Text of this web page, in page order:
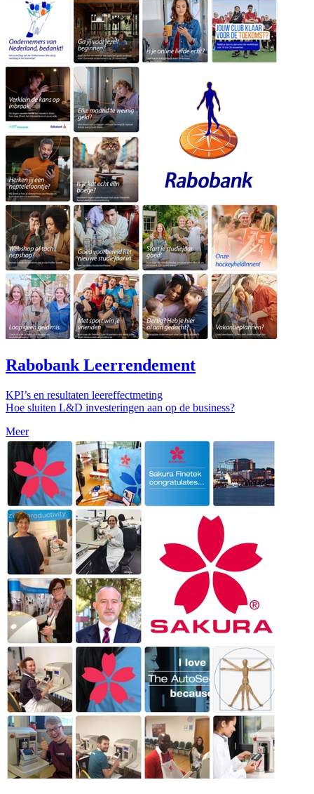
Rabobank Leerrendement
KPI’s en resultaten leereffectmeting
Hoe sluiten L&D investeringen aan op de business?
Meer